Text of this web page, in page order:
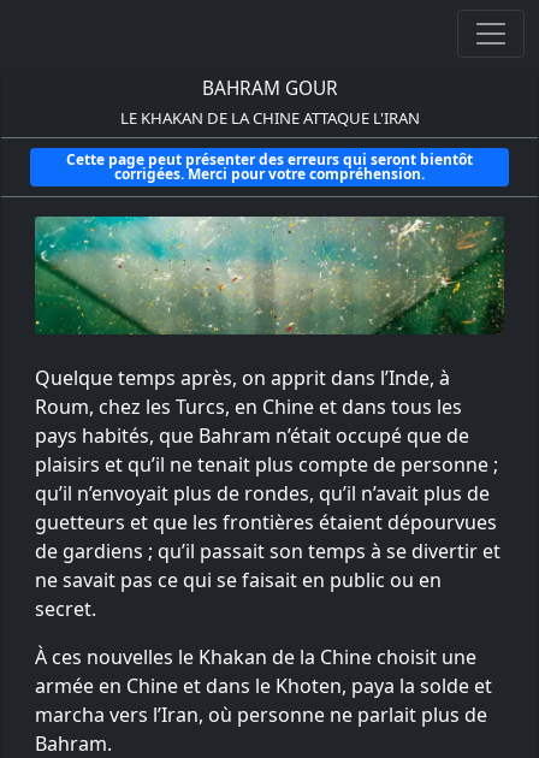
BAHRAM GOUR
LE KHAKAN DE LA CHINE ATTAQUE L'IRAN
Cette page peut présenter des erreurs qui seront bientôt
corrigées. Merci pour votre compréhension.
Quelque temps après, on apprit dans l’Inde, à
Roum, chez les Turcs, en Chine et dans tous les
pays habités, que Bahram n’était occupé que de
plaisirs et qu’il ne tenait plus compte de personne ;
qu’il n’envoyait plus de rondes, qu’il n’avait plus de
guetteurs et que les frontières étaient dépourvues
de gardiens ; qu’il passait son temps à se divertir et
ne savait pas ce qui se faisait en public ou en
secret.
À ces nouvelles le Khakan de la Chine choisit une
armée en Chine et dans le Khoten, paya la solde et
marcha vers l’Iran, où personne ne parlait plus de
Bahram.